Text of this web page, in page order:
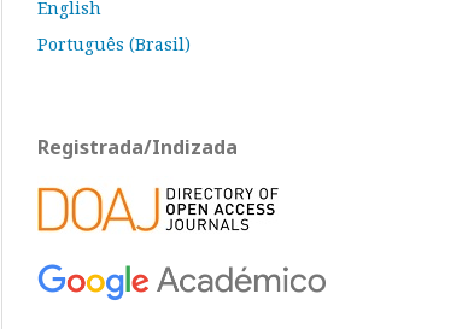
English
Português (Brasil)
Registrada/Indizada